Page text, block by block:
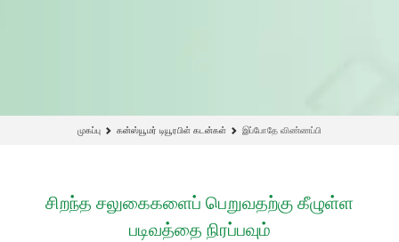
முகப்பு கன்ஸ்யூமர் டியூரபிள் கடன்கள் இப்போதே விண்ணப்பி
சிறந்த சலுகைகளைப் பெறுவதற்கு கீழுள்ள
படிவத்தை நிரப்பவும்